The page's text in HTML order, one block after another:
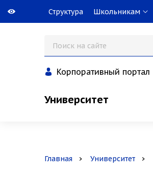
Структура Школьникам
Корпоративный портал
Университет
Главная Университет